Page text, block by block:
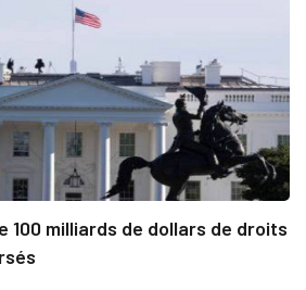
100 milliards de dollars de droits